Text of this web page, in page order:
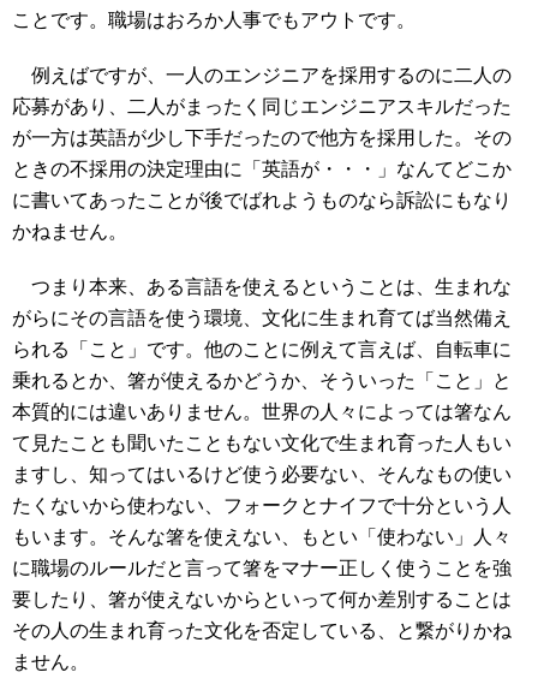
ことです。職場はおろか人事でもアウトです。
例えばですが、一人のエンジニアを採用するのに二人の
応募があり、二人がまったく同じエンジニアスキルだった
が一方は英語が少し下手だったので他方を採用した。その
ときの不採用の決定理由に「英語が・・・」なんてどこか
に書いてあったことが後でばれようものなら訴訟にもなり
かねません。
つまり本来、ある言語を使えるということは、生まれな
がらにその言語を使う環境、文化に生まれ育てば当然備え
られる「こと」です。他のことに例えて言えば、自転車に
乗れるとか、箸が使えるかどうか、そういった「こと」と
本質的には違いありません。世界の人々によっては箸なん
て見たことも聞いたこともない文化で生まれ育った人もい
ますし、知ってはいるけど使う必要ない、そんなもの使い
たくないから使わない、フォークとナイフで十分という人
もいます。そんな箸を使えない、もとい「使わない」人々
に職場のルールだと言って箸をマナー正しく使うことを強
要したり、箸が使えないからといって何か差別することは
その人の生まれ育った文化を否定している、と繋がりかね
ません。